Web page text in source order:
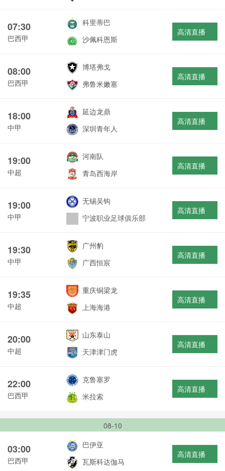
07:30
巴西甲
科里蒂巴
沙佩科恩斯
高清直播
08:00
巴西甲
博塔弗戈
弗鲁米嫩塞
高清直播
18:00
中甲
延边龙鼎
深圳青年人
高清直播
19:00
中超
河南队
青岛西海岸
高清直播
19:00
中甲
无锡吴钩
宁波职业足球俱乐部
高清直播
19:30
中甲
广州豹
广西恒宸
高清直播
19:35
中超
重庆铜梁龙
上海海港
高清直播
20:00
中超
山东泰山
天津津门虎
高清直播
22:00
巴西甲
克鲁塞罗
米拉索
高清直播
08-10
03:00
巴西甲
巴伊亚
瓦斯科达伽马
高清直播